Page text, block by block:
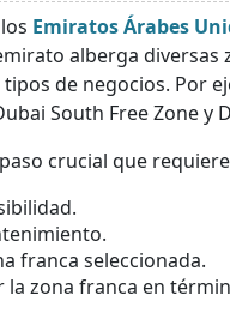
Emiratos Árabes
alberga
de negocios. Por
South Free Zone y
crucial que
franca seleccionada.
zona franca en